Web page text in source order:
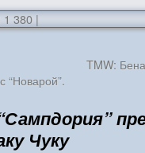
1 380|
“Новарой”.
TMW:
Чуку